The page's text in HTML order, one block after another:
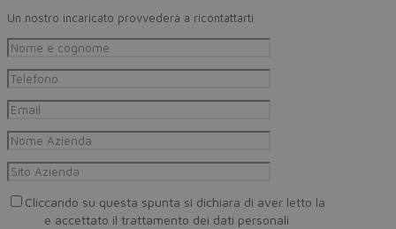
Un nostro incaricato provvederà a ricontattarti
Cliccando su questa spunta si dichiara di aver letto la
e accettato il trattamento dei dati personali